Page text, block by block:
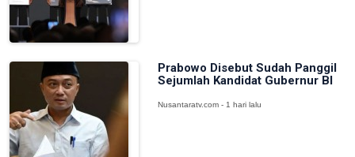
Prabowo Disebut Sudah Panggil
Sejumlah Kandidat Gubernur BI
Nusantaratv.com - 1 hari lalu